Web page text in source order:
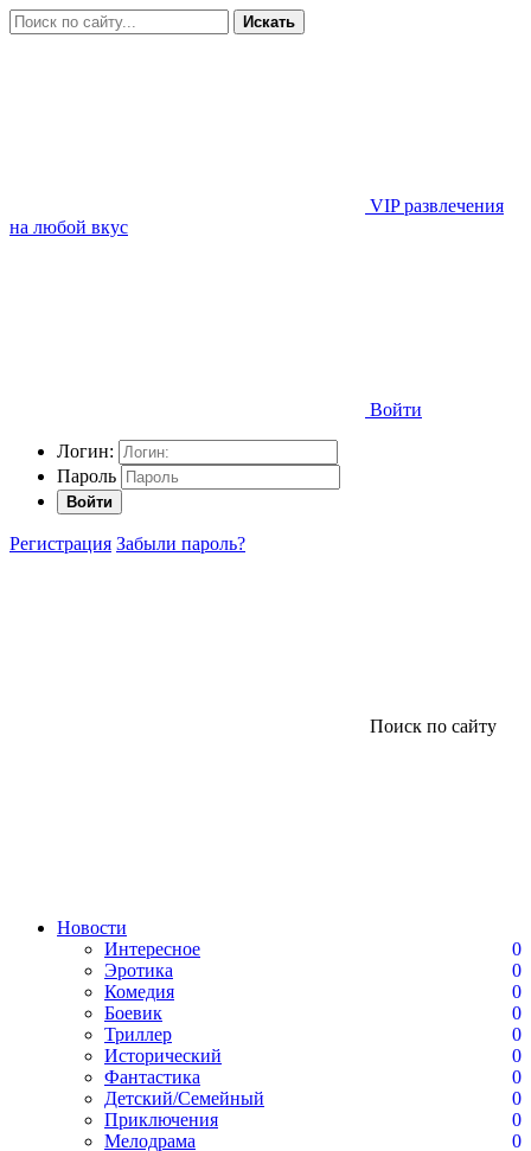
Искать
VIP развлечения
на любой вкус
Войти
Логин:
Пароль
Войти
Регистрация Забыли пароль?
Поиск по сайту
Новости
Интересное
0
Эротика
0
Комедия
0
Боевик
0
Триллер
0
Исторический
0
Фантастика
0
Детский/Семейный
0
Приключения
0
Мелодрама
0